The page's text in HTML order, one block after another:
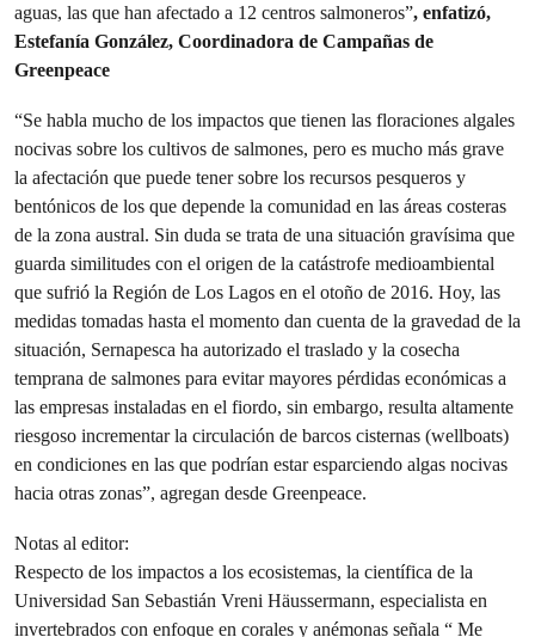
aguas, las que han afectado a 12 centros salmoneros”, enfatizó,
Estefanía González, Coordinadora de Campañas de
Greenpeace
“Se habla mucho de los impactos que tienen las floraciones algales
nocivas sobre los cultivos de salmones, pero es mucho más grave
la afectación que puede tener sobre los recursos pesqueros y
bentónicos de los que depende la comunidad en las áreas costeras
de la zona austral. Sin duda se trata de una situación gravísima que
guarda similitudes con el origen de la catástrofe medioambiental
que sufrió la Región de Los Lagos en el otoño de 2016. Hoy, las
medidas tomadas hasta el momento dan cuenta de la gravedad de la
situación, Sernapesca ha autorizado el traslado y la cosecha
temprana de salmones para evitar mayores pérdidas económicas a
las empresas instaladas en el fiordo, sin embargo, resulta altamente
riesgoso incrementar la circulación de barcos cisternas (wellboats)
en condiciones en las que podrían estar esparciendo algas nocivas
hacia otras zonas”, agregan desde Greenpeace.
Notas al editor:
Respecto de los impactos a los ecosistemas, la científica de la
Universidad San Sebastián Vreni Häussermann, especialista en
invertebrados con enfoque en corales y anémonas señala “ Me